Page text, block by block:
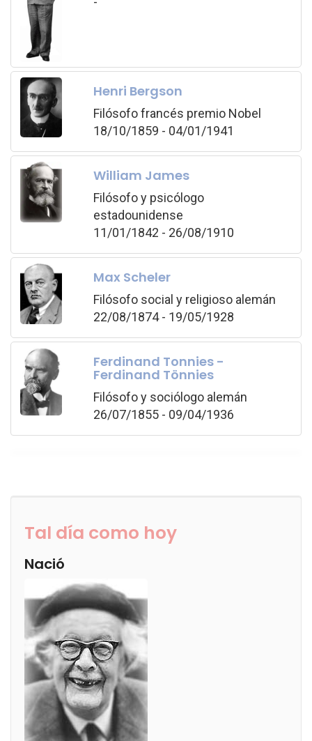
Henri Bergson
Filósofo francés premio Nobel
18/10/1859 - 04/01/1941
William James
Filósofo y psicólogo
estadounidense
11/01/1842 - 26/08/1910
Max Scheler
Filósofo social y religioso alemán
22/08/1874 - 19/05/1928
Ferdinand Tonnies -
Ferdinand Tönnies
Filósofo y sociólogo alemán
26/07/1855 - 09/04/1936
Tal día como hoy
Nació